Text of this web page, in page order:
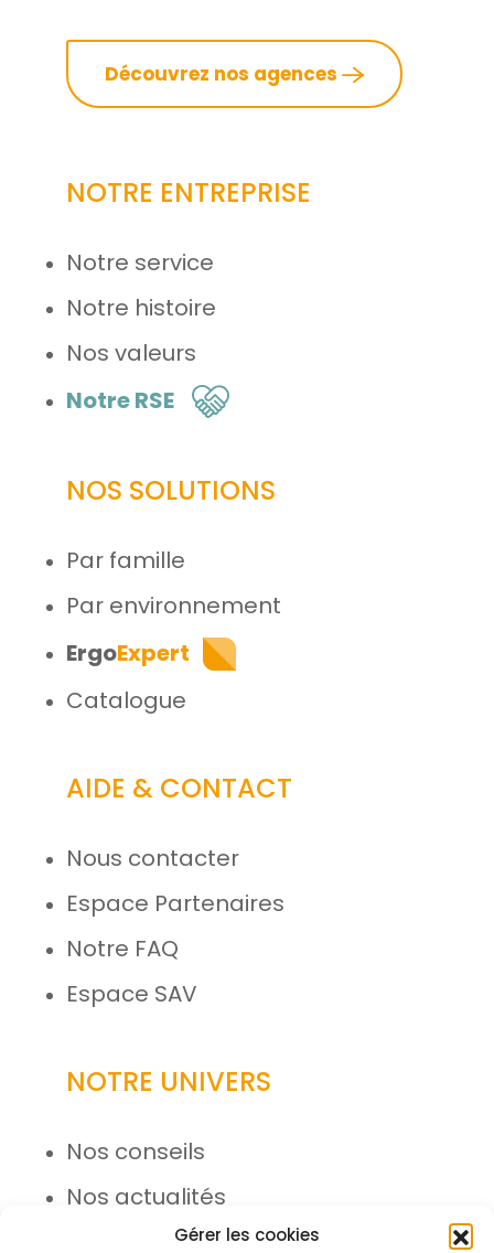
Gérer les cookies
Découvrez nos agences
NOTRE ENTREPRISE
Notre service
Notre histoire
Nos valeurs
Notre RSE
NOS SOLUTIONS
Par famille
Par environnement
ErgoExpert
Catalogue
AIDE & CONTACT
Nous contacter
Espace Partenaires
Notre FAQ
Espace SAV
NOTRE UNIVERS
Nos conseils
Nos actualités
Rejoignez l’équipe